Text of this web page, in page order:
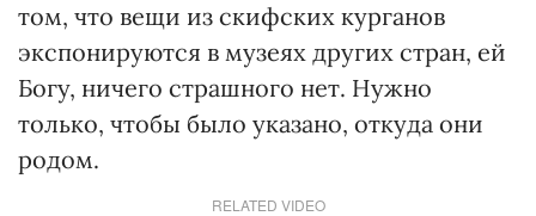
том, что вещи из скифских курганов
экспонируются в музеях других стран, ей
Богу, ничего страшного нет. Нужно
только, чтобы было указано, откуда они
родом.
RELATED VIDEO